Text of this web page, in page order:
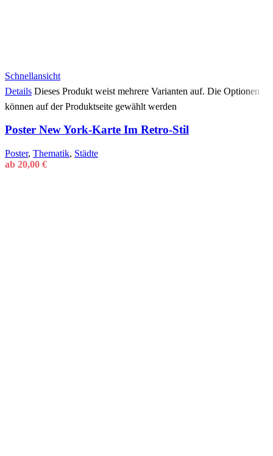
Schnellansicht
Details Dieses Produkt weist mehrere Varianten auf. Die Optionen
können auf der Produktseite gewählt werden
Poster New York-Karte Im Retro-Stil
Poster, Thematik, Städte
ab 20,00 €